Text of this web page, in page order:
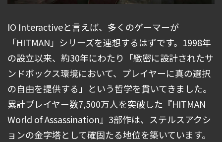
IO Interactiveと言えば、多くのゲーマーが
「HITMAN」シリーズを連想するはずです。1998年
の設立以来、約30年にわたり「緻密に設計されたサ
ンドボックス環境において、プレイヤーに真の選択
の自由を提供する」という哲学を貫いてきました。
累計プレイヤー数7,500万人を突破した『HITMAN
World of Assassination』3部作は、ステルスアクシ
ョンの金字塔として確固たる地位を築いています。